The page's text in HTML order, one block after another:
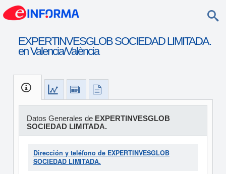
EXPERTINVESGLOB SOCIEDAD LIMITADA.
en Valencia/València
Datos Generales de EXPERTINVESGLOB
SOCIEDAD LIMITADA.
Dirección y teléfono de EXPERTINVESGLOB
SOCIEDAD LIMITADA.